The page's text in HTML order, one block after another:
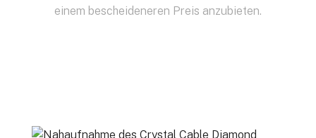
einem bescheideneren Preis anzubieten.